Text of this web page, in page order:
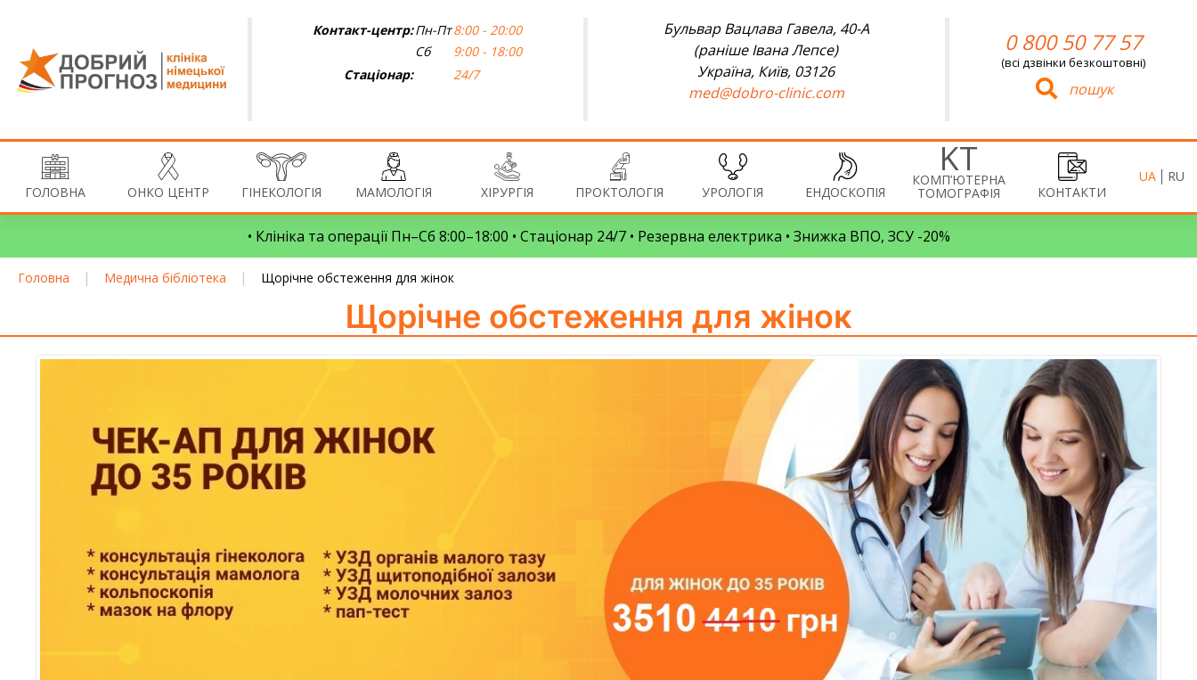
Контакт-центр:Пн-Пт
Сб
8:00 - 20:00
9:00 - 18:00
Стаціонар:
24/7
Бульвар Вацлава Гавела, 40-А
(раніше Івана Лепсе)
Україна, Київ, 03126
med@dobro-clinic.com
0 800 50 77 57
(всі дзвінки безкоштовні)
пошук
ГОЛОВНА ОНКО ЦЕНТР ГІНЕКОЛОГІЯ МАМОЛОГІЯ ХІРУРГІЯ ПРОКТОЛОГІЯ УРОЛОГІЯ ЕНДОСКОПІЯ
КОМП’ЮТЕРНА
ТОМОГРАФІЯ КОНТАКТИ
UA RU
• Клініка та операції Пн–Сб 8:00–18:00 • Стаціонар 24/7 • Резервна електрика • Знижка ВПО, ЗСУ -20%
Головна | Медична бібліотека | Щорічне обстеження для жінок
Щорічне обстеження для жінок